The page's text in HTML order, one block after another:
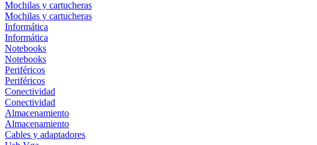
Mochilas y cartucheras
Mochilas y cartucheras
Informática
Informática
Notebooks
Notebooks
Periféricos
Periféricos
Conectividad
Conectividad
Almacenamiento
Almacenamiento
Cables y adaptadores